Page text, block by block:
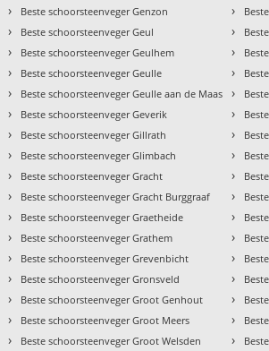
› Beste schoorsteenveger Genzon
› Beste schoorsteenveger Geul
› Beste schoorsteenveger Geulhem
› Beste schoorsteenveger Geulle
› Beste schoorsteenveger Geulle aan de Maas
› Beste schoorsteenveger Geverik
› Beste schoorsteenveger Gillrath
› Beste schoorsteenveger Glimbach
› Beste schoorsteenveger Gracht
› Beste schoorsteenveger Gracht Burggraaf
› Beste schoorsteenveger Graetheide
› Beste schoorsteenveger Grathem
› Beste schoorsteenveger Grevenbicht
› Beste schoorsteenveger Gronsveld
› Beste schoorsteenveger Groot Genhout
› Beste schoorsteenveger Groot Meers
› Beste schoorsteenveger Groot Welsden
›
›
›
›
›
›
›
›
›
›
›
›
›
›
›
›
›